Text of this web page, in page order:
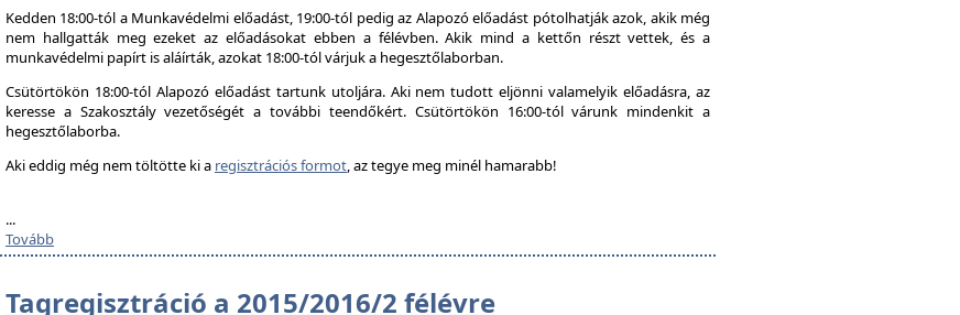
Kedden 18:00-tól a Munkavédelmi előadást, 19:00-tól pedig az Alapozó előadást pótolhatják azok, akik még
nem hallgatták meg ezeket az előadásokat ebben a félévben. Akik mind a kettőn részt vettek, és a
munkavédelmi papírt is aláírták, azokat 18:00-tól várjuk a hegesztőlaborban.
Csütörtökön 18:00-tól Alapozó előadást tartunk utoljára. Aki nem tudott eljönni valamelyik előadásra, az
keresse a Szakosztály vezetőségét a további teendőkért. Csütörtökön 16:00-tól várunk mindenkit a
hegesztőlaborba.
Aki eddig még nem töltötte ki a regisztrációs formot, az tegye meg minél hamarabb!
...
Tovább
Tagregisztráció a 2015/2016/2 félévre